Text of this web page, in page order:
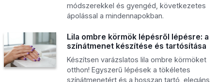
módszerekkel és gyengéd, következetes
ápolással a mindennapokban.
Lila ombre körmök lépésről lépésre: a
színátmenet készítése és tartósítása
Készítsen varázslatos lila ombre körmöket
otthon! Egyszerű lépések a tökéletes
színátmenetért és a hosszan tartó, elegáns